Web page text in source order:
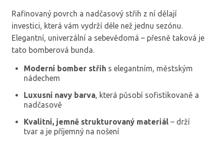
Rafinovaný povrch a nadčasový střih z ní dělají
investici, která vám vydrží déle než jednu sezónu.
Elegantní, univerzální a sebevědomá – přesně taková je
tato bomberová bunda.
Moderní bomber střih s elegantním, městským
nádechem
Luxusní navy barva , která působí sofistikovaně a
nadčasově
Kvalitní, jemně strukturovaný materiál – drží
tvar a je příjemný na nošení